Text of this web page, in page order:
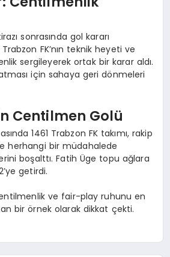
sonrasında gol kararı
FK’nın teknik heyeti ve
sergileyerek ortak bir karar aldı.
atması için sahaya geri dönmeleri
Centilmen Golü
1461 Trabzon FK takımı, rakip
herhangi bir müdahalede
boşalttı. Fatih Üge topu ağlara
getirdi.
ve fair-play ruhunu en
bir örnek olarak dikkat çekti.